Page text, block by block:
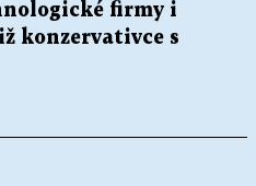
firmy i
konzervativce s